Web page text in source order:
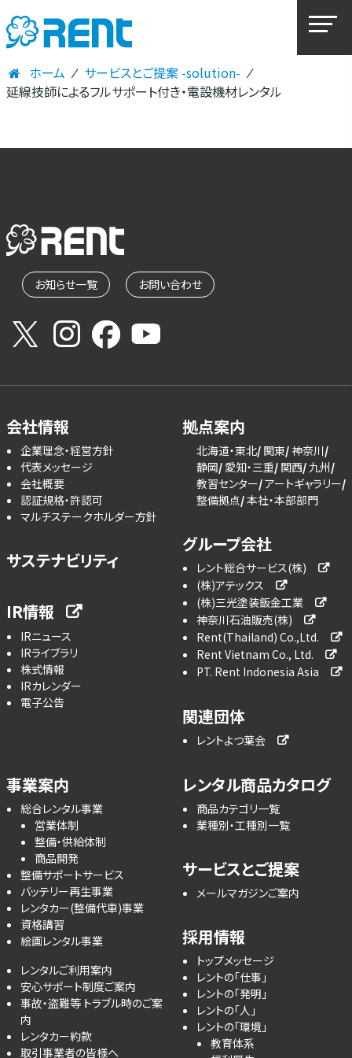
ホーム ⁄ サービスとご提案 -solution- ⁄
延線技師によるフルサポート付き・電設機材レンタル
お知らせ一覧 お問い合わせ
会社情報
企業理念・経営方針
代表メッセージ
会社概要
認証規格・許認可
マルチステークホルダー方針
サステナビリティ
IR情報
IRニュース
IRライブラリ
株式情報
IRカレンダー
電子公告
拠点案内
北海道・東北 関東 神奈川
静岡 愛知・三重 関西 九州
教習センター アートギャラリー
整備拠点 本社・本部部門
グループ会社
レント総合サービス(株)
(株)アテックス
(株)三光塗装鈑金工業
神奈川石油販売(株)
Rent(Thailand) Co.,Ltd.
Rent Vietnam Co., Ltd.
PT. Rent Indonesia Asia
関連団体
レントよつ葉会
事業案内
総合レンタル事業
営業体制
整備・供給体制
商品開発
整備サポートサービス
バッテリー再生事業
レンタカー(整備代車)事業
資格講習
絵画レンタル事業
レンタルご利用案内
安心サポート制度ご案内
事故・盗難等 トラブル時のご案
内
レンタカー約款
取引事業者の皆様へ
レンタル商品カタログ
商品カテゴリ一覧
業種別・工種別一覧
サービスとご提案
メールマガジンご案内
採用情報
トップメッセージ
レントの「仕事」
レントの「発明」
レントの「人」
レントの「環境」
教育体系